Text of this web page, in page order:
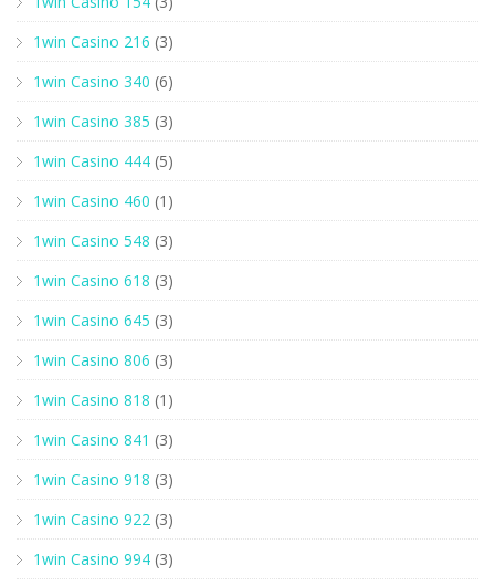
1win Casino 216 (3)
1win Casino 340 (6)
1win Casino 385 (3)
1win Casino 444 (5)
1win Casino 460 (1)
1win Casino 548 (3)
1win Casino 618 (3)
1win Casino 645 (3)
1win Casino 806 (3)
1win Casino 818 (1)
1win Casino 841 (3)
1win Casino 918 (3)
1win Casino 922 (3)
1win Casino 994 (3)